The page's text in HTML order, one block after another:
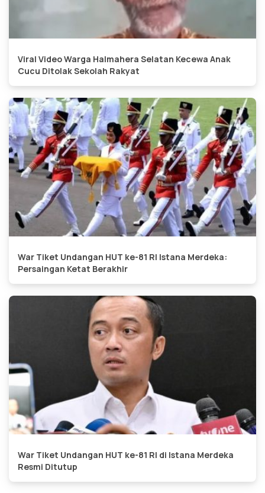
Viral Video Warga Halmahera Selatan Kecewa Anak
Cucu Ditolak Sekolah Rakyat
War Tiket Undangan HUT ke-81 RI Istana Merdeka:
Persaingan Ketat Berakhir
War Tiket Undangan HUT ke-81 RI di Istana Merdeka
Resmi Ditutup